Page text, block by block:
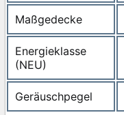
Maßgedecke
Energieklasse
(NEU)
Geräuschpegel